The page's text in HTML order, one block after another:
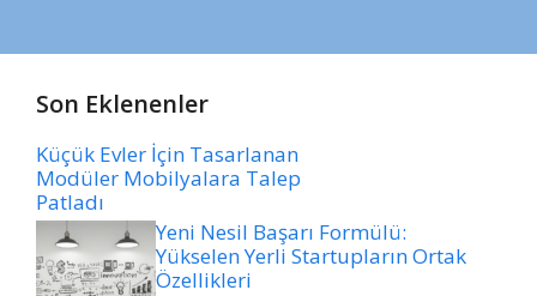
Son Eklenenler
Küçük Evler İçin Tasarlanan
Modüler Mobilyalara Talep
Patladı
Yeni Nesil Başarı Formülü:
Yükselen Yerli Startupların Ortak
Özellikleri